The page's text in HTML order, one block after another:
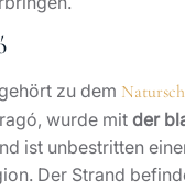
zu dem
wurde mit der
ist unbestritten
Der Strand